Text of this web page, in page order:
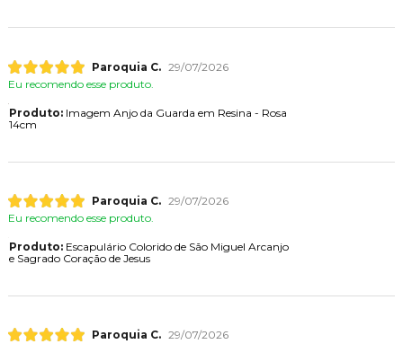
Paroquia C. 29/07/2026
Eu recomendo esse produto.
Produto:Imagem Anjo da Guarda em Resina - Rosa
14cm
Paroquia C. 29/07/2026
Eu recomendo esse produto.
Produto:Escapulário Colorido de São Miguel Arcanjo
e Sagrado Coração de Jesus
Paroquia C. 29/07/2026